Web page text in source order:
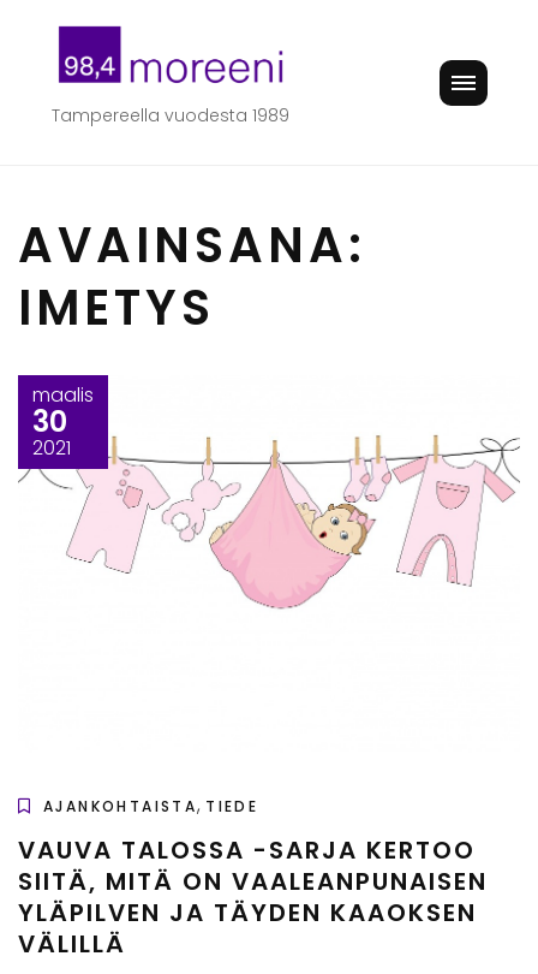
content
Tampereella vuodesta 1989
AVAINSANA:
IMETYS
maalis
30
2021
AJANKOHTAISTA, TIEDE
VAUVA TALOSSA -SARJA KERTOO
SIITÄ, MITÄ ON VAALEANPUNAISEN
YLÄPILVEN JA TÄYDEN KAAOKSEN
VÄLILLÄ